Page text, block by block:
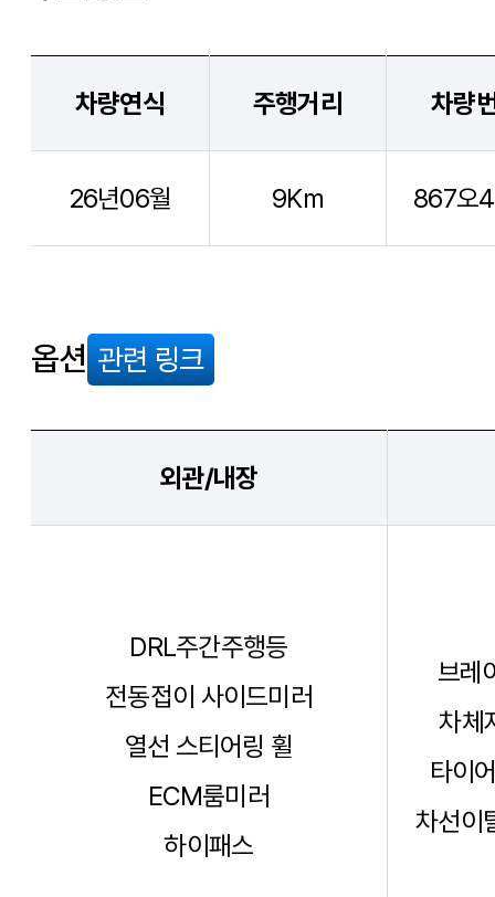
차량연식 주행거리
26년06월 9Km
차량
867오
옵션 관련 링크
외관/내장
DRL주간주행등
전동접이 사이드미러
열선 스티어링 휠
ECM룸미러
하이패스
브레
차체
타이
차선이